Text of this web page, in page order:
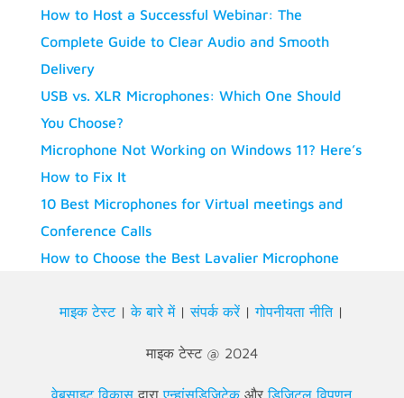
How to Host a Successful Webinar: The
Complete Guide to Clear Audio and Smooth
Delivery
USB vs. XLR Microphones: Which One Should
You Choose?
Microphone Not Working on Windows 11? Here’s
How to Fix It
10 Best Microphones for Virtual meetings and
Conference Calls
How to Choose the Best Lavalier Microphone
माइक टेस्ट|के बारे में|संपर्क करें|गोपनीयता नीति|
माइक टेस्ट @ 2024
वेबसाइट विकास द्वाराएन्हांसडिजिटेकऔरडिजिटल विपणन